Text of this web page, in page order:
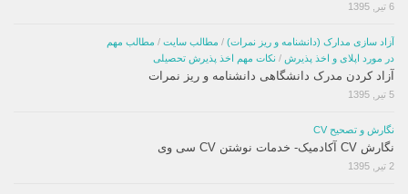
6 تیر, 1395
آزاد سازی مدارک (دانشنامه و ریز نمرات) / مطالب سایت / مطالب مهم
در مورد اپلای و اخذ پذیرش / نکات مهم اخذ پذیرش تحصیلی
آزاد کردن مدرک دانشگاهی دانشنامه و ریز نمرات
5 تیر, 1395
نگارش و تصحیح CV
نگارش CV آکادمیک- خدمات نوشتن CV سی وی
2 تیر, 1395